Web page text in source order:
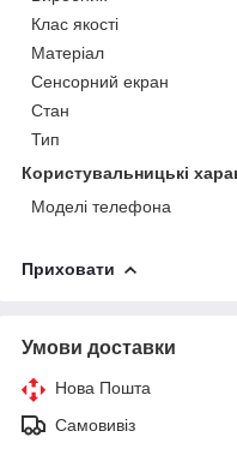
Клас якості
Матеріал
Сенсорний екран
Стан
Тип
Користувальницькі
Моделі телефона
Приховати
Умови доставки
Нова Пошта
Самовивіз